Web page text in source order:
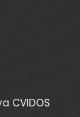
CVIDOS